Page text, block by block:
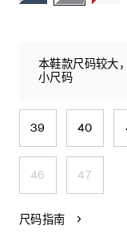
本鞋款尺码较大
小尺码
39 40
46 47
尺码指南